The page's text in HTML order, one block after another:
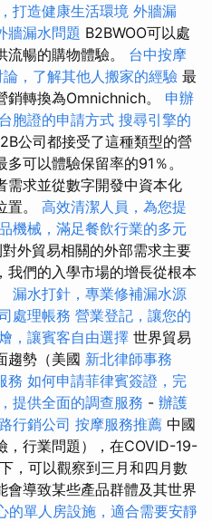
打造健康生活環境 外牆漏
牆漏水問題 B2BWOO可以處
暢的購物體驗。 台中按摩
，了解其他人搬家的經驗 最
銷轉換為Omnichnich。 申辦
胞證的申請方式 搜尋引擎的
公司都接受了這種類型的營
可以體驗保留率的91％。
需求並從數字開發中資本化
置。 高效清潔人員，為您提
機械，滿足餐飲行業的多元
外貿易相關的外部需求主要
我們的入學市場的增長從根本
漏水打針，專業修補漏水源
處理帳務 營業登記，讓您的
，讓賓客自由選擇 世界貿易
趨勢（美國 新北律師事務
務 如何申請菲律賓簽證，完
提供全面的調查服務 - 辦護
行銷公司 按摩服務推薦 中國
，行業問題），在COVID-19-
，可以觀察到三月和四月數
會導致某些產品群體及其世界
的單人房設施，適合需要安靜